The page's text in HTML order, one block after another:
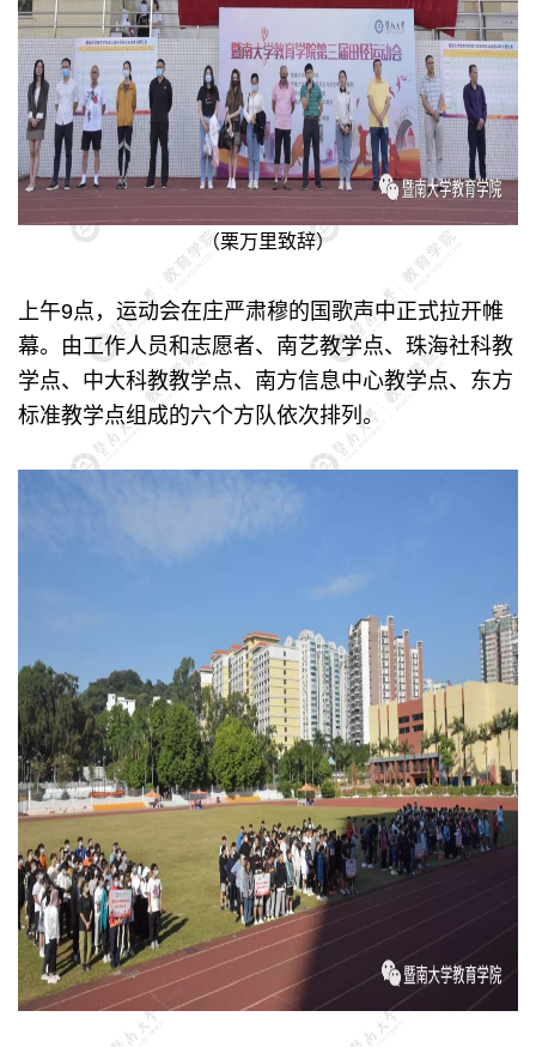
（栗万里致辞）
上午9点，运动会在庄严肃穆的国歌声中正式拉开帷
幕。由工作人员和志愿者、南艺教学点、珠海社科教
学点、中大科教教学点、南方信息中心教学点、东方
标准教学点组成的六个方队依次排列。